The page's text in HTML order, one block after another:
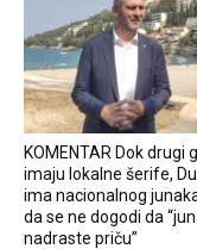
KOMENTAR Dok drugi
imaju lokalne šerife,
ima nacionalnog
da se ne dogodi da
nadraste priču”